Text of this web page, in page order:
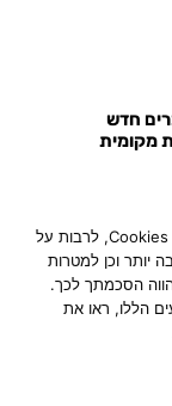
חדש
מקומית
ומגייס את
שלו — חקלאים,
מקומיים ועסקים
באתר זה נעשה שימוש בטכנולוגיות איסוף מידע כגון Cookies, לרבות על
יותר וכן למטרות
הסכמתך לכך.
הללו, ראו את